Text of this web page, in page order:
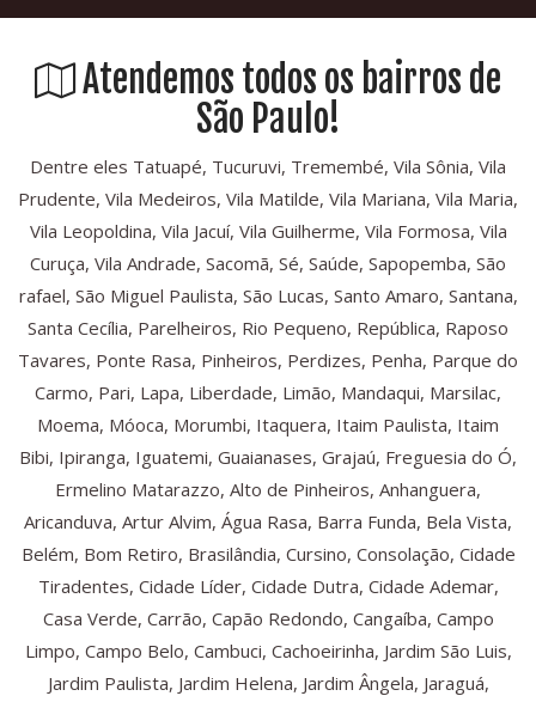
Atendemos todos os bairros de
São Paulo!
Dentre eles Tatuapé, Tucuruvi, Tremembé, Vila Sônia, Vila
Prudente, Vila Medeiros, Vila Matilde, Vila Mariana, Vila Maria,
Vila Leopoldina, Vila Jacuí, Vila Guilherme, Vila Formosa, Vila
Curuça, Vila Andrade, Sacomã, Sé, Saúde, Sapopemba, São
rafael, São Miguel Paulista, São Lucas, Santo Amaro, Santana,
Santa Cecília, Parelheiros, Rio Pequeno, República, Raposo
Tavares, Ponte Rasa, Pinheiros, Perdizes, Penha, Parque do
Carmo, Pari, Lapa, Liberdade, Limão, Mandaqui, Marsilac,
Moema, Móoca, Morumbi, Itaquera, Itaim Paulista, Itaim
Bibi, Ipiranga, Iguatemi, Guaianases, Grajaú, Freguesia do Ó,
Ermelino Matarazzo, Alto de Pinheiros, Anhanguera,
Aricanduva, Artur Alvim, Água Rasa, Barra Funda, Bela Vista,
Belém, Bom Retiro, Brasilândia, Cursino, Consolação, Cidade
Tiradentes, Cidade Líder, Cidade Dutra, Cidade Ademar,
Casa Verde, Carrão, Capão Redondo, Cangaíba, Campo
Limpo, Campo Belo, Cambuci, Cachoeirinha, Jardim São Luis,
Jardim Paulista, Jardim Helena, Jardim Ângela, Jaraguá,